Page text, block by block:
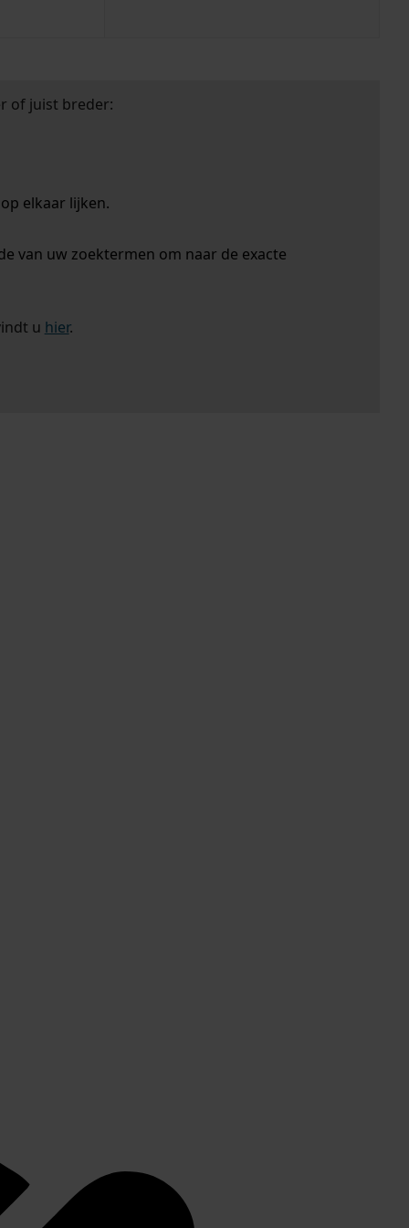
of juist breder:
elkaar lijken.
van uw zoektermen om naar de exacte
u hier.